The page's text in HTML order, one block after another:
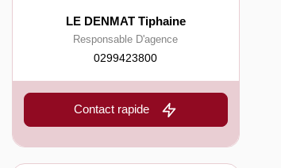
LE DENMAT Tiphaine
Responsable D'agence
0299423800
Contact rapide